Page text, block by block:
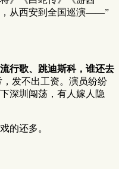
，从西安到全国巡演——”
行歌、跳迪斯科，谁还去
发不出工资。演员纷纷
深圳闯荡，有人嫁人隐
的还多。